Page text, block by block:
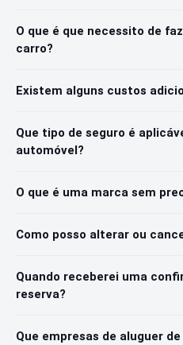
O que é que necessito de
carro?
Existem alguns custos
Que tipo de seguro é
automóvel?
O que é uma marca sem
Como posso alterar ou
Quando receberei uma
reserva?
Que empresas de aluguer